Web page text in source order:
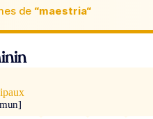
de “maestria“